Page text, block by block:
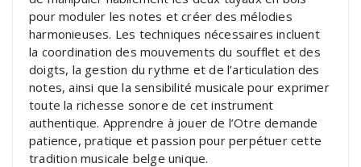
pour moduler les notes et créer des mélodies
harmonieuses. Les techniques nécessaires incluent
la coordination des mouvements du soufflet et des
doigts, la gestion du rythme et de l’articulation des
notes, ainsi que la sensibilité musicale pour exprimer
toute la richesse sonore de cet instrument
authentique. Apprendre à jouer de l’Otre demande
patience, pratique et passion pour perpétuer cette
tradition musicale belge unique.